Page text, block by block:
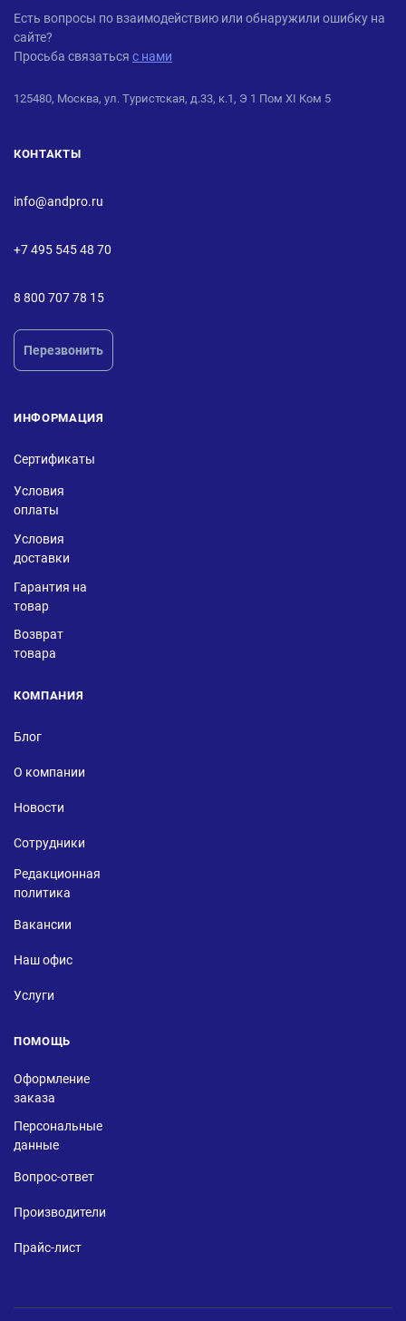
ANDPRO
Есть вопросы по взаимодействию или обнаружили ошибку на
сайте?
Просьба связаться с нами
125480, Москва, ул. Туристская, д.33, к.1, Э 1 Пом XI Ком 5
КОНТАКТЫ
info@andpro.ru
+7 495 545 48 70
8 800 707 78 15
Перезвонить
ИНФОРМАЦИЯ
Сертификаты
Условия
оплаты
Условия
доставки
Гарантия на
товар
Возврат
товара
КОМПАНИЯ
Блог
О компании
Новости
Сотрудники
Редакционная
политика
Вакансии
Наш офис
Услуги
ПОМОЩЬ
Оформление
заказа
Персональные
данные
Вопрос-ответ
Производители
Прайс-лист